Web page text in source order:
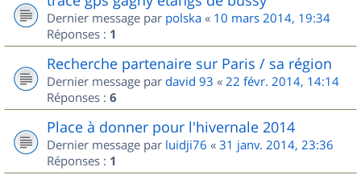
Dernier message par polska « 10 mars 2014, 19:34
Réponses : 1
Recherche partenaire sur Paris / sa région
Dernier message par david 93 « 22 févr. 2014, 14:14
Réponses : 6
Place à donner pour l'hivernale 2014
Dernier message par luidji76 « 31 janv. 2014, 23:36
Réponses : 1